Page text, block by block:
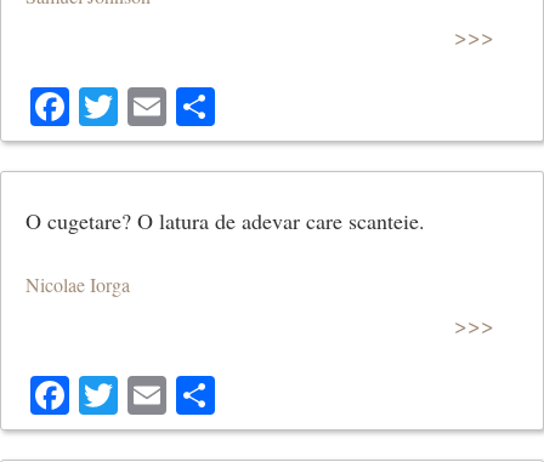
>>>
Facebook
Twitter
Email
O cugetare? O latura de adevar care scanteie.
Nicolae Iorga
>>>
Facebook
Twitter
Email